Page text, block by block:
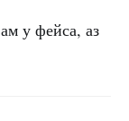
у фейса, аз